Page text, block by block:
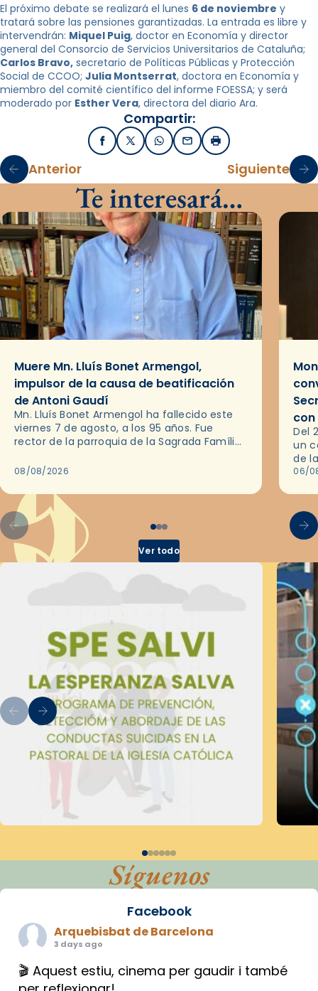
El próximo debate se realizará el lunes 6 de noviembre y
tratará sobre las pensiones garantizadas. La entrada es libre y
intervendrán: Miquel Puig, doctor en Economía y director
general del Consorcio de Servicios Universitarios de Cataluña;
Carlos Bravo, secretario de Políticas Públicas y Protección
Social de CCOO; Julia Montserrat, doctora en Economía y
miembro del comité científico del informe FOESSA; y será
moderado por Esther Vera, directora del diario Ara.
Compartir:
FacebookX / TwitterWhatsApp
EmailImprimir
Anterior Siguiente
Te interesará…
Muere Mn. Lluís Bonet Armengol,
impulsor de la causa de beatificación
de Antoni Gaudí
Mn. Lluís Bonet Armengol ha fallecido este
viernes 7 de agosto, a los 95 años. Fue
rector de la parroquia de la Sagrada Família
08/08/2026
Del
un
de
en
06/
Ver todo
Síguenos
Facebook
Arquebisbat de Barcelona
3 days ago
🎬 Aquest estiu, cinema per gaudir i també